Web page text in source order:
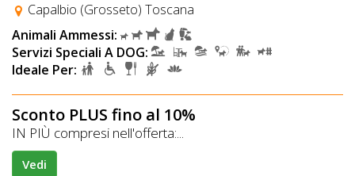
Capalbio (Grosseto) Toscana
Animali Ammessi:
Servizi Speciali A DOG:
Ideale Per:
Sconto PLUS fino al 10%
IN PIÙ compresi nell'offerta:...
Vedi